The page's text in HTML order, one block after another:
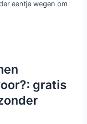
eentje wegen om
gratis